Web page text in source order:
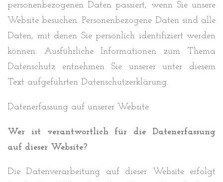
personenbezogenen Daten passiert, wenn Sie unsere
Website besuchen. Personenbezogene Daten sind alle
Daten, mit denen Sie persönlich identifiziert werden
können. Ausführliche Informationen zum Thema
Datenschutz entnehmen Sie unserer unter diesem
Text aufgeführten Datenschutzerklärung.
Datenerfassung auf unserer Website
Wer ist verantwortlich für die Datenerfassung
auf dieser Website?
Die Datenverarbeitung auf dieser Website erfolgt